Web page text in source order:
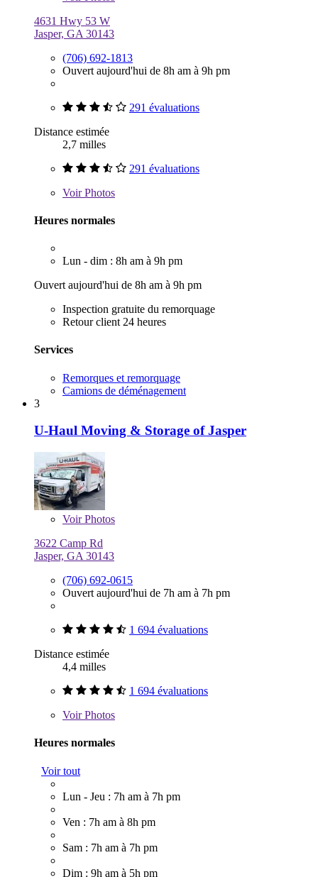
4631 Hwy 53 W
Jasper, GA 30143
(706) 692-1813
Ouvert aujourd'hui de 8h am à 9h pm
291 évaluations
Distance estimée
2,7 milles
291 évaluations
VoirPhotos
Heures normales
Lun - dim : 8h am à 9h pm
Ouvert aujourd'hui de 8h am à 9h pm
Inspection gratuite du remorquage
Retour client 24 heures
Services
Remorques et remorquage
Camions de déménagement
3
U-Haul Moving & Storage of Jasper
VoirPhotos
3622 Camp Rd
Jasper, GA 30143
(706) 692-0615
Ouvert aujourd'hui de 7h am à 7h pm
1 694 évaluations
Distance estimée
4,4 milles
1 694 évaluations
VoirPhotos
Heures normales
Voir tout
Lun - Jeu : 7h am à 7h pm
Ven : 7h am à 8h pm
Sam : 7h am à 7h pm
Dim : 9h am à 5h pm